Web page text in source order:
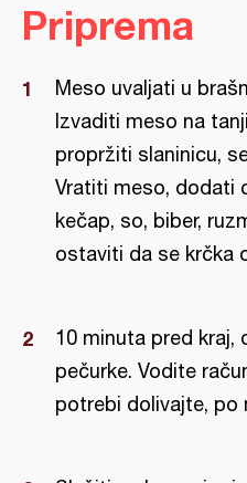
Priprema
Meso uvaljati u
Izvaditi meso na
propržiti slaninicu,
Vratiti meso, dodati
kečap, so, biber,
ostaviti da se krčka
10 minuta pred kraj,
pečurke. Vodite
potrebi dolivajte, po